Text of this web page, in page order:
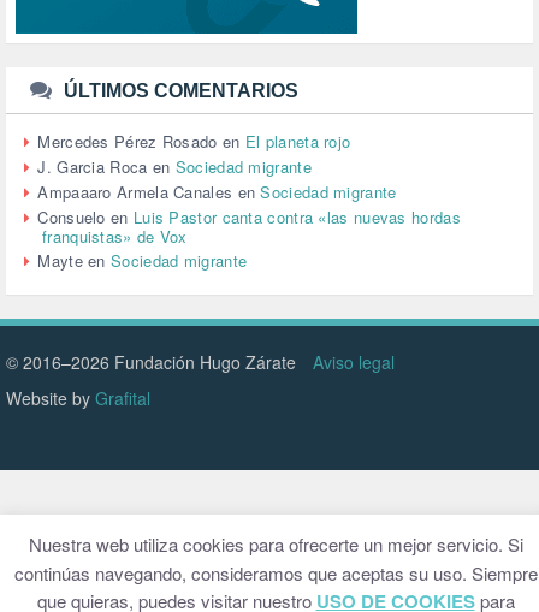
TTIP (6)
URBANISMO (1)
URBANIZACIÓN (1)
VEJEZ (1)
VENEZUELA (3)
VENEZULA (1)
VIAJES (1)
VIOLENCIA (2)
VIOLENCIA DE GÉNERO (223)
VIVIENDA (9)
VOLODIMIR ZELENSKY (1)
ÚLTIMOS COMENTARIOS
Mercedes Pérez Rosado en El planeta rojo
J. Garcia Roca en Sociedad migrante
Ampaaaro Armela Canales enSociedad migrante
Consuelo en Luis Pastor canta contra «las nuevas hordas
franquistas» de Vox
MayteenSociedad migrante
© 2016–2026 Fundación Hugo Zárate
Aviso legal
Website by Grafital
Nuestra web utiliza cookies para ofrecerte un mejor servicio. Si
continúas navegando, consideramos que aceptas su uso. Siempre
que quieras, puedes visitar nuestro USO DE COOKIESpara